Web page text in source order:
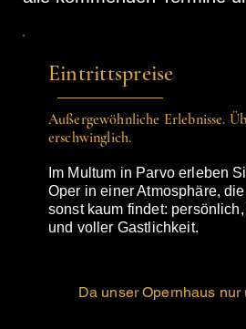
Eintrittspreise
Außergewöhnliche Erlebnisse.
erschwinglich.
Im Multum in Parvo erleben
Oper in einer Atmosphäre,
sonst kaum findet:
und voller Gastlichkeit.
Da unser Opernhaus